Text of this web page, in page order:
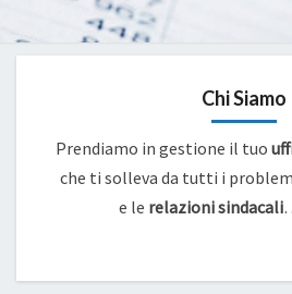
Chi Siamo
Prendiamo in gestione il tuo
che ti solleva da tutti i
e le relazioni sindacali